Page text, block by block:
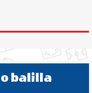
balilla